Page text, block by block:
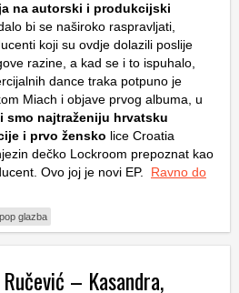
na autorski i produkcijski
bi se naširoko raspravljati,
koji su ovdje dolazili poslije
razine, a kad se i to ispuhalo,
dance traka potpuno je
Miach i objave prvog albuma, u
smo najtraženiju hrvatsku
i prvo žensko lice Croatia
dečko Lockroom prepoznat kao
Ovo joj je novi EP. Ravno do
pop glazba
– Kasandra,